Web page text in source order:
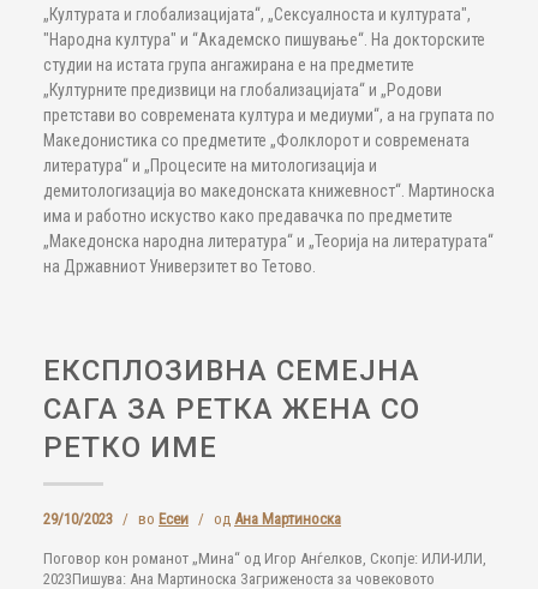
„Културата и глобализацијата“, „Сексуалноста и културата",
"Народна култура" и “Академско пишување“. На докторските
студии на истата група ангажирана е на предметите
„Културните предизвици на глобализацијата“ и „Родови
претстави во современата култура и медиуми“, а на групата по
Македонистика со предметите „Фолклорот и современата
литература“ и „Процесите на митологизација и
демитологизација во македонската книжевност“. Мартиноска
има и работно искуство како предавачка по предметите
„Македонска народна литература“ и „Теорија на литературата“
на Државниот Универзитет во Тетово.
ЕКСПЛОЗИВНА СЕМЕЈНА
САГА ЗА РЕТКА ЖЕНА СО
РЕТКО ИМЕ
29/10/2023 / во Есеи / од Ана Мартиноска
Поговор кон романот „Мина“ од Игор Анѓелков, Скопје: ИЛИ-ИЛИ,
2023Пишува: Ана Мартиноска Загриженоста за човековото